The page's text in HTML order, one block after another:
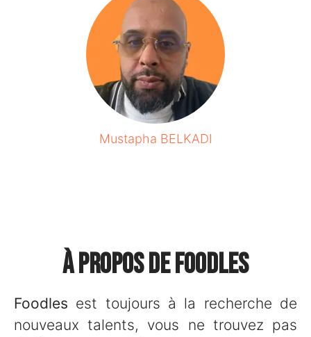
Mustapha BELKADI
À propos de Foodles
Foodles est toujours à la recherche de
nouveaux talents, vous ne trouvez pas